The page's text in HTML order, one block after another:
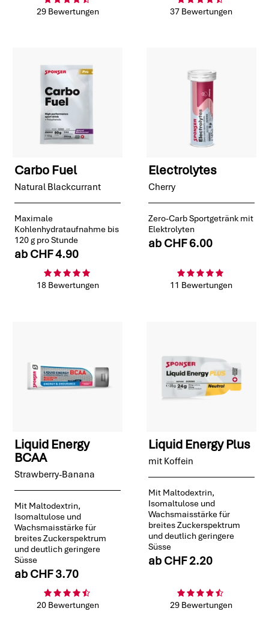
29 Bewertungen 37 Bewertungen
Carbo Fuel
Natural Blackcurrant
Maximale
Kohlenhydrataufnahme bis
120 g pro Stunde
ab CHF 4.90
18 Bewertungen
Electrolytes
Cherry
Zero-Carb Sportgetränk mit
Elektrolyten
ab CHF 6.00
11 Bewertungen
Liquid Energy
BCAA
Strawberry-Banana
Mit Maltodextrin,
Isomaltulose und
Wachsmaisstärke für
breites Zuckerspektrum
und deutlich geringere
Süsse
ab CHF 3.70
20 Bewertungen
Liquid Energy Plus
mit Koffein
Mit Maltodextrin,
Isomaltulose und
Wachsmaisstärke für
breites Zuckerspektrum
und deutlich geringere
Süsse
ab CHF 2.20
29 Bewertungen